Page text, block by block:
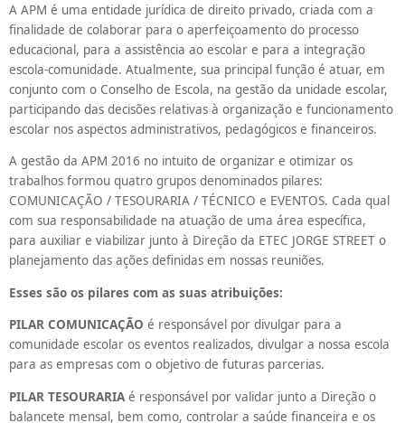
A APM é uma entidade jurídica de direito privado, criada com a
finalidade de colaborar para o aperfeiçoamento do processo
educacional, para a assistência ao escolar e para a integração
escola-comunidade. Atualmente, sua principal função é atuar, em
conjunto com o Conselho de Escola, na gestão da unidade escolar,
participando das decisões relativas à organização e funcionamento
escolar nos aspectos administrativos, pedagógicos e financeiros.
A gestão da APM 2016 no intuito de organizar e otimizar os
trabalhos formou quatro grupos denominados pilares:
COMUNICAÇÃO / TESOURARIA / TÉCNICO e EVENTOS. Cada qual
com sua responsabilidade na atuação de uma área específica,
para auxiliar e viabilizar junto à Direção da ETEC JORGE STREET o
planejamento das ações definidas em nossas reuniões.
Esses são os pilares com as suas atribuições:
PILAR COMUNICAÇÃO é responsável por divulgar para a
comunidade escolar os eventos realizados, divulgar a nossa escola
para as empresas com o objetivo de futuras parcerias.
PILAR TESOURARIA é responsável por validar junto a Direção o
balancete mensal, bem como, controlar a saúde financeira e os